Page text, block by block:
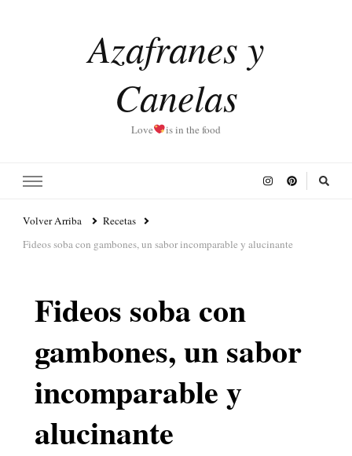
Azafranes y
Canelas
Love is in the food
Volver Arriba
Recetas
Fideos soba con gambones, un sabor incomparable y alucinante
Fideos soba con
gambones, un sabor
incomparable y
alucinante